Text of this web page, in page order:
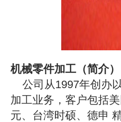
机械零件加工（简介
公司从1997年创办
加工业务，客户包括
元、台湾时硕、德申